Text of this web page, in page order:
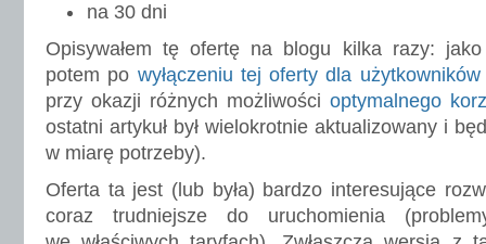
na 30 dni
Opisywałem tę ofertę na blogu kilka razy:
potem po wyłączeniu tej oferty dla
przy okazji różnych możliwości optymalnego
ostatni artykuł był wielokrotnie aktualizowany i
w miarę potrzeby).
Oferta ta jest (lub była) bardzo interesujące
coraz trudniejsze do uruchomienia